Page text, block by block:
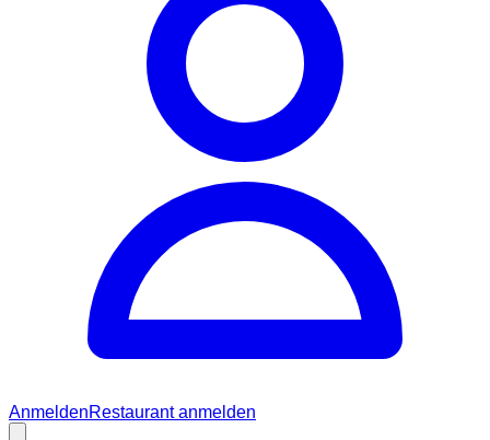
AnmeldenRestaurant anmelden